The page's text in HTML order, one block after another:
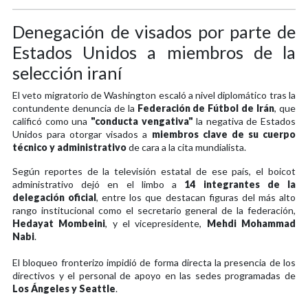
Denegación de visados por parte de
Estados Unidos a miembros de la
selección iraní
El veto migratorio de Washington escaló a nivel diplomático tras la
contundente denuncia de la Federación de Fútbol de Irán, que
calificó como una "conducta vengativa" la negativa de Estados
Unidos para otorgar visados a miembros clave de su cuerpo
técnico y administrativode cara a la cita mundialista.
Según reportes de la televisión estatal de ese país, el boicot
administrativo dejó en el limbo a 14 integrantes de la
delegación oficial, entre los que destacan figuras del más alto
rango institucional como el secretario general de la federación,
Hedayat Mombeini, y el vicepresidente, Mehdi Mohammad
Nabi.
El bloqueo fronterizo impidió de forma directa la presencia de los
directivos y el personal de apoyo en las sedes programadas de
Los Ángeles y Seattle.